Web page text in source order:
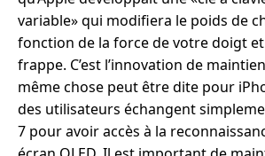
variable» qui modifiera le poids de
fonction de la force de votre doigt
frappe. C’est l’innovation de
même chose peut être dite pour
des utilisateurs échangent
7 pour avoir accès à la